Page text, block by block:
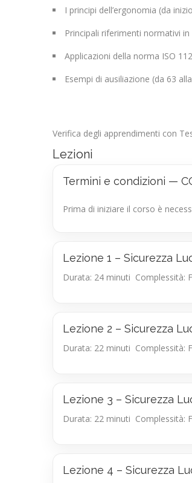
I principi dell’ergonomia (da
Principali riferimenti normativi
Applicazioni della norma ISO
Esempi di ausiliazione (da 63
Verifica degli apprendimenti con
Lezioni
Termini e condizioni —
Prima di iniziare il corso è
Lezione 1 – Sicurezza
Durata: 24 minuti Complessità:
Lezione 2 – Sicurezza
Durata: 22 minuti Complessità:
Lezione 3 – Sicurezza
Durata: 22 minuti Complessità:
Lezione 4 – Sicurezza